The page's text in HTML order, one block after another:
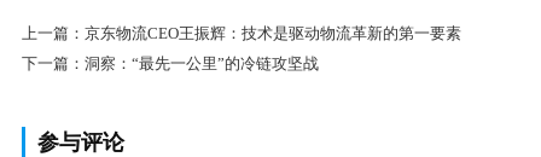
上一篇： 京东物流CEO王振辉：技术是驱动物流革新的第一要素
下一篇： 洞察：“最先一公里”的冷链攻坚战
参与评论